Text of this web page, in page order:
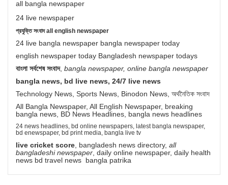
all bangla newspaper
24 live newspaper
প্রযুক্তি সংবাদ all english newspaper
24 live bangla newspaper bangla newspaper today
english newspaper today Bangladesh newspaper todays
বাংলা সর্বশেষ সংবাদ, bangla newspaper, online bangla newspaper
bangla news, bd live news, 24/7 live news
Technology News, Sports News, Binodon News, অর্থনৈতিক সংবাদ
All Bangla Newspaper, All English Newspaper, breaking
bangla news, BD News Headlines, bangla news headlines
24 news headlines, bd online newspapers, latest bangla newspaper,
bd enewspaper, bd print media, bangla live tv
live cricket score , bangladesh news directory, all
bangladeshi newspaper , daily online newspaper, daily health
news bd travel news bangla patrika